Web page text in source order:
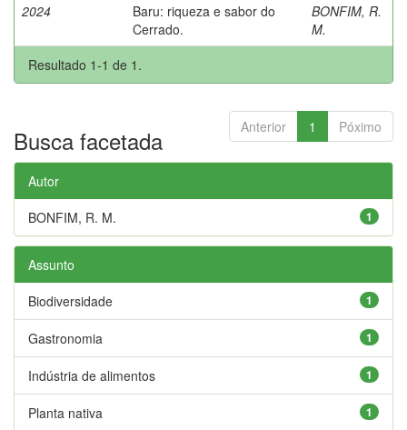
2024
Baru: riqueza e sabor do
Cerrado.
BONFIM, R.
M.
Resultado 1-1 de 1.
Anterior 1 Póximo
Busca facetada
Autor
1
BONFIM, R. M.
Assunto
1
Biodiversidade
1
Gastronomia
1
Indústria de alimentos
1
Planta nativa